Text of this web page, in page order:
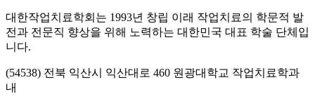
대한작업치료학회는 1993년 창립 이래 작업치료의 학문적 발
전과 전문직 향상을 위해 노력하는 대한민국 대표 학술 단체입
니다.
(54538) 전북 익산시 익산대로 460 원광대학교 작업치료학과
내